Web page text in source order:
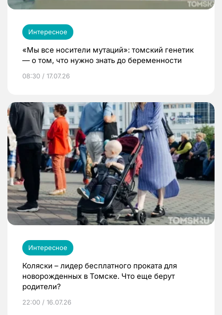
Интересное
«Мы все носители мутаций»: томский генетик
— о том, что нужно знать до беременности
08:30 / 17.07.26
Интересное
Коляски – лидер бесплатного проката для
новорожденных в Томске. Что еще берут
родители?
22:00 / 16.07.26